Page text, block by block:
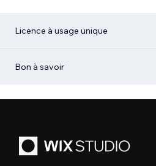
Licence à usage unique
Bon à savoir